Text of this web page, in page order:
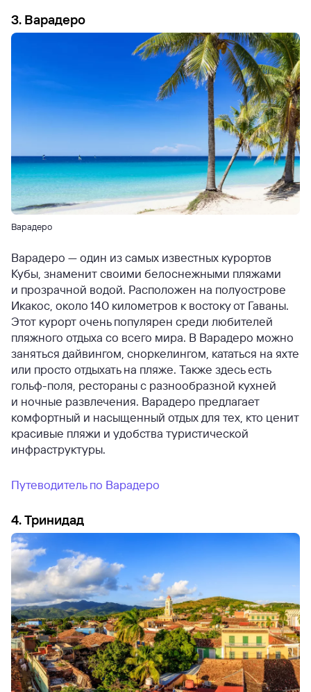
3. Варадеро
Варадеро
Варадеро — один из самых известных курортов
Кубы, знаменит своими белоснежными пляжами
и прозрачной водой. Расположен на полуострове
Икакос, около 140 километров к востоку от Гаваны.
Этот курорт очень популярен среди любителей
пляжного отдыха со всего мира. В Варадеро можно
заняться дайвингом, сноркелингом, кататься на яхте
или просто отдыхать на пляже. Также здесь есть
гольф-поля, рестораны с разнообразной кухней
и ночные развлечения. Варадеро предлагает
комфортный и насыщенный отдых для тех, кто ценит
красивые пляжи и удобства туристической
инфраструктуры.
Путеводитель по Варадеро
4. Тринидад